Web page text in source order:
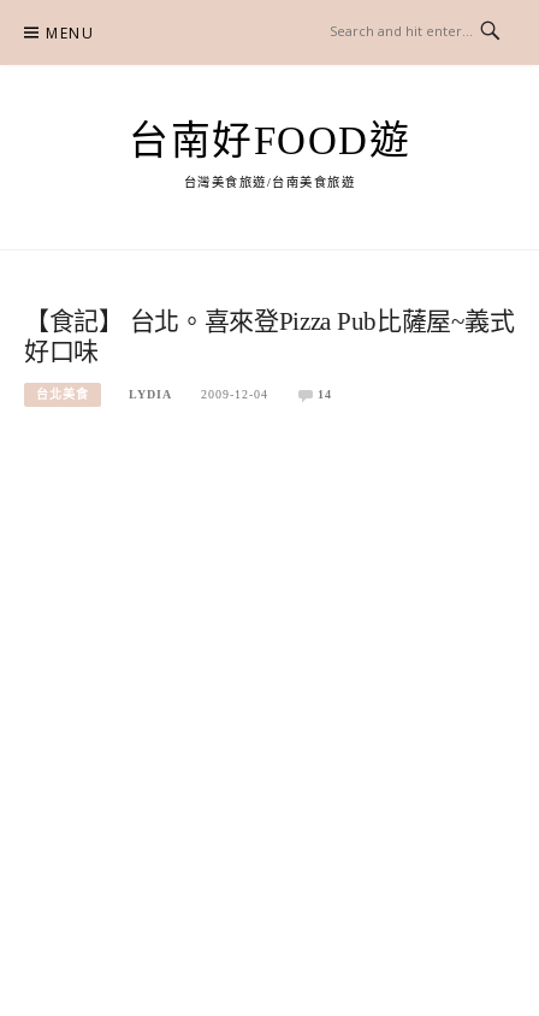
content
MENU
台南好FOOD遊
台灣美食旅遊/台南美食旅遊
【食記】 台北。喜來登Pizza Pub比薩屋~義式
好口味
台北美食 LYDIA 2009-12-04 14